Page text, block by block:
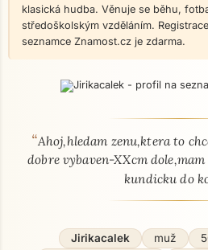
klasická hudba. Věnuje se běhu,
středoškolským vzděláním.
seznamce Znamost.cz je zdarma.
O mně - seznamka profil
“Ahoj,hledam zenu,ktera to
dobre vybaven-XXcm
kundicku do
Jirikacalek muž